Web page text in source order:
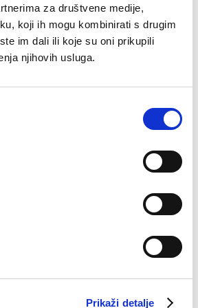
za društvene medije,
koji ih mogu kombinirati s drugim
im dali ili koje su oni prikupili
njihovih usluga.
Prikaži detalje
INDUSTRY DAY 3
DAY #03 UVOD Alma Ras raspisuje